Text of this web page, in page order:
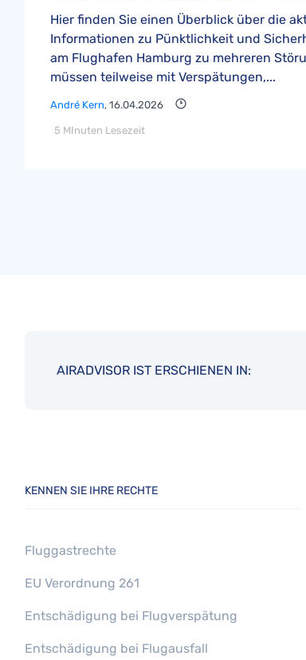
Hier finden Sie einen Überblick über die
Informationen zu Pünktlichkeit und
am Flughafen Hamburg zu mehreren
müssen teilweise mit Verspätungen,...
André Kern, 16.04.2026
5 MInuten Lesezeit
AIRADVISOR IST ERSCHIENEN IN:
KENNEN SIE IHRE RECHTE
Fluggastrechte
EU Verordnung 261
Entschädigung bei Flugverspätung
Entschädigung bei Flugausfall